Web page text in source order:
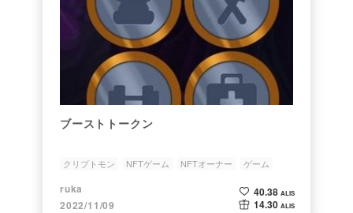
ブーストトークン
クリプトモン NFTゲーム NFTオーナー ゲーム
ruka
2022/11/09
40.38 ALIS
14.30 ALIS